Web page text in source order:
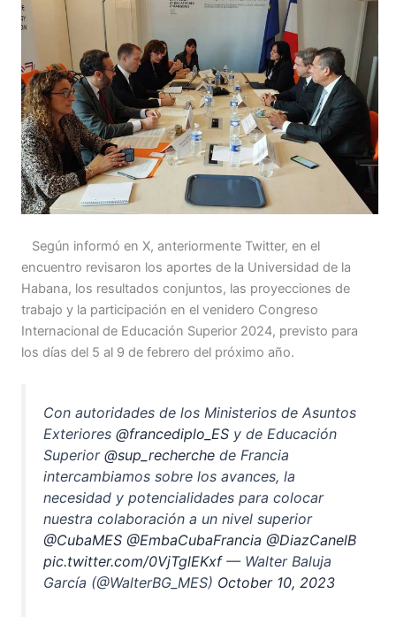
Según informó en X, anteriormente Twitter, en el
encuentro revisaron los aportes de la Universidad de la
Habana, los resultados conjuntos, las proyecciones de
trabajo y la participación en el venidero Congreso
Internacional de Educación Superior 2024, previsto para
los días del 5 al 9 de febrero del próximo año.
Con autoridades de los Ministerios de Asuntos
Exteriores @francediplo_ES y de Educación
Superior @sup_recherche de Francia
intercambiamos sobre los avances, la
necesidad y potencialidades para colocar
nuestra colaboración a un nivel superior
@CubaMES @EmbaCubaFrancia @DiazCanelB
pic.twitter.com/0VjTglEKxf— Walter Baluja
García (@WalterBG_MES) October 10, 2023